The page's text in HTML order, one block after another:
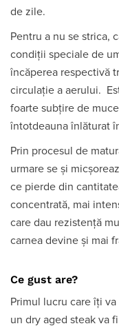
de zile.
Pentru a nu se strica,
condiții speciale de
încăperea respectivă
circulație a aerului.
foarte subțire de
întotdeauna înlăturat
Prin procesul de
urmare se și
ce pierde din
concentrată, mai
care dau rezistență
carnea devine și mai
Ce gust are?
Primul lucru care îți
un dry aged steak va